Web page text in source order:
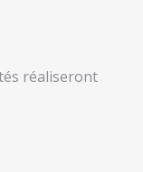
réaliseront